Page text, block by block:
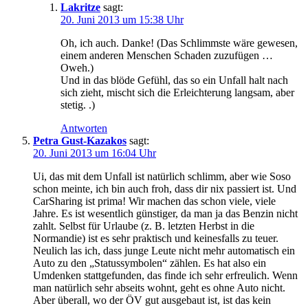
Lakritze sagt:
20. Juni 2013 um 15:38 Uhr
Oh, ich auch. Danke! (Das Schlimmste wäre gewesen,
einem anderen Menschen Schaden zuzufügen …
Oweh.)
Und in das blöde Gefühl, das so ein Unfall halt nach
sich zieht, mischt sich die Erleichterung langsam, aber
stetig. .)
Antworten
Petra Gust-Kazakos sagt:
20. Juni 2013 um 16:04 Uhr
Ui, das mit dem Unfall ist natürlich schlimm, aber wie Soso
schon meinte, ich bin auch froh, dass dir nix passiert ist. Und
CarSharing ist prima! Wir machen das schon viele, viele
Jahre. Es ist wesentlich günstiger, da man ja das Benzin nicht
zahlt. Selbst für Urlaube (z. B. letzten Herbst in die
Normandie) ist es sehr praktisch und keinesfalls zu teuer.
Neulich las ich, dass junge Leute nicht mehr automatisch ein
Auto zu den „Statussymbolen“ zählen. Es hat also ein
Umdenken stattgefunden, das finde ich sehr erfreulich. Wenn
man natürlich sehr abseits wohnt, geht es ohne Auto nicht.
Aber überall, wo der ÖV gut ausgebaut ist, ist das kein